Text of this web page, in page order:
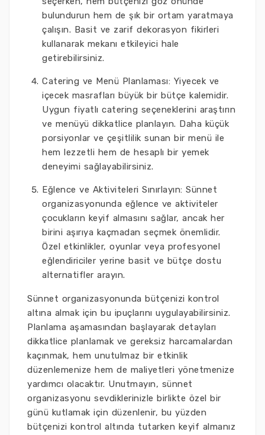
bulundurun hem de şık bir ortam yaratmaya
çalışın. Basit ve zarif dekorasyon fikirleri
kullanarak mekanı etkileyici hale
getirebilirsiniz.
Catering ve Menü Planlaması: Yiyecek ve
içecek masrafları büyük bir bütçe kalemidir.
Uygun fiyatlı catering seçeneklerini araştırın
ve menüyü dikkatlice planlayın. Daha küçük
porsiyonlar ve çeşitlilik sunan bir menü ile
hem lezzetli hem de hesaplı bir yemek
deneyimi sağlayabilirsiniz.
Eğlence ve Aktiviteleri Sınırlayın: Sünnet
organizasyonunda eğlence ve aktiviteler
çocukların keyif almasını sağlar, ancak her
birini aşırıya kaçmadan seçmek önemlidir.
Özel etkinlikler, oyunlar veya profesyonel
eğlendiriciler yerine basit ve bütçe dostu
alternatifler arayın.
Sünnet organizasyonunda bütçenizi kontrol
altına almak için bu ipuçlarını uygulayabilirsiniz.
Planlama aşamasından başlayarak detayları
dikkatlice planlamak ve gereksiz harcamalardan
kaçınmak, hem unutulmaz bir etkinlik
düzenlemenize hem de maliyetleri yönetmenize
yardımcı olacaktır. Unutmayın, sünnet
organizasyonu sevdiklerinizle birlikte özel bir
günü kutlamak için düzenlenir, bu yüzden
bütçenizi kontrol altında tutarken keyif almanız